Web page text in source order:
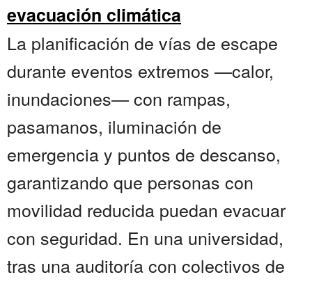
evacuación climática
La planificación de vías de escape
durante eventos extremos —calor,
inundaciones— con rampas,
pasamanos, iluminación de
emergencia y puntos de descanso,
garantizando que personas con
movilidad reducida puedan evacuar
con seguridad. En una universidad,
tras una auditoría con colectivos de